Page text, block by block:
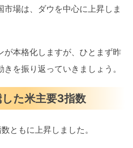
決算
市場は、ダウを中心に上昇しま
が本格化しますが、ひとまず昨
を振り返っていきましょう。
た米主要3指数
ともに上昇しました。